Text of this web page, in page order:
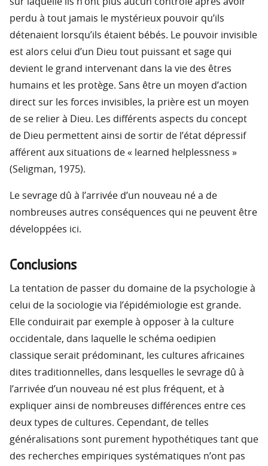
perdu à tout jamais le mystérieux pouvoir qu’ils
détenaient lorsqu’ils étaient bébés. Le pouvoir invisible
est alors celui d’un Dieu tout puissant et sage qui
devient le grand intervenant dans la vie des êtres
humains et les protège. Sans être un moyen d’action
direct sur les forces invisibles, la prière est un moyen
de se relier à Dieu. Les différents aspects du concept
de Dieu permettent ainsi de sortir de l’état dépressif
afférent aux situations de « learned helplessness »
(Seligman, 1975).
Le sevrage dû à l’arrivée d’un nouveau né a de
nombreuses autres conséquences qui ne peuvent être
développées ici.
Conclusions
La tentation de passer du domaine de la psychologie à
celui de la sociologie via l’épidémiologie est grande.
Elle conduirait par exemple à opposer à la culture
occidentale, dans laquelle le schéma oedipien
classique serait prédominant, les cultures africaines
dites traditionnelles, dans lesquelles le sevrage dû à
l’arrivée d’un nouveau né est plus fréquent, et à
expliquer ainsi de nombreuses différences entre ces
deux types de cultures. Cependant, de telles
généralisations sont purement hypothétiques tant que
des recherches empiriques systématiques n’ont pas